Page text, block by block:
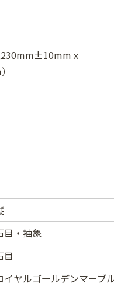
ｘ
目・抽象
目
イヤルゴールデンマーブ